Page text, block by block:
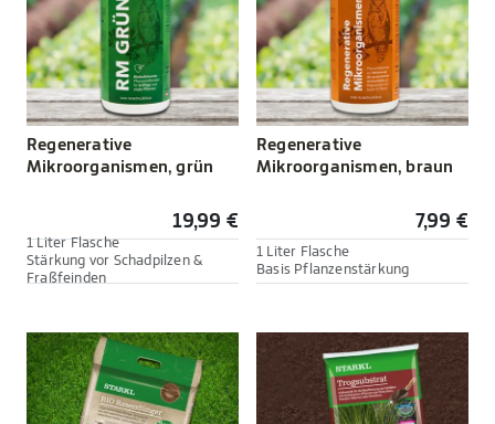
Regenerative
Mikroorganismen, grün
19,99 €
1 Liter Flasche
Stärkung vor Schadpilzen &
Fraßfeinden
Regenerative
Mikroorganismen, braun
7,99 €
1 Liter Flasche
Basis Pflanzenstärkung